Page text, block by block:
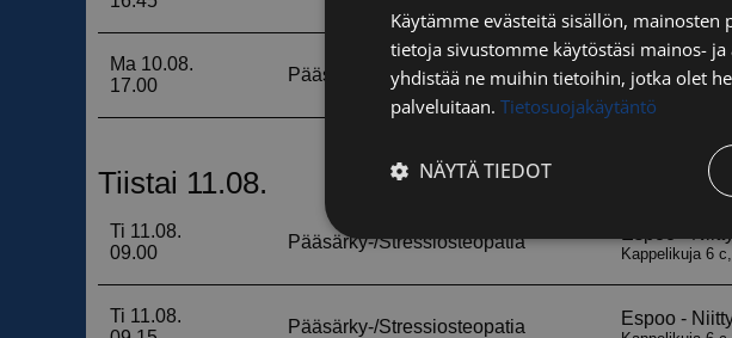
Käytämme evästeitä sisällön,
tietoja sivustomme käytöstäsi mainos-
yhdistää ne muihin tietoihin, jotka olet
palveluitaan. Tietosuojakäytäntö
NÄYTÄ TIEDOT
Ehdottomasti
Suorituskyvylliset